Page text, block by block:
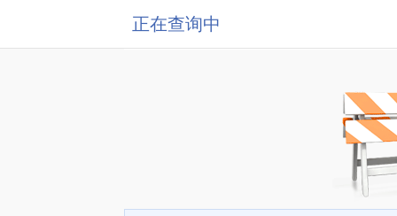
正在查询中